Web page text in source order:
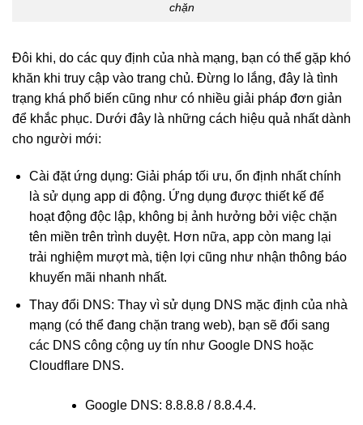
chặn
Đôi khi, do các quy định của nhà mạng, bạn có thể gặp khó
khăn khi truy cập vào trang chủ. Đừng lo lắng, đây là tình
trạng khá phổ biến cũng như có nhiều giải pháp đơn giản
để khắc phục. Dưới đây là những cách hiệu quả nhất dành
cho người mới:
Cài đặt ứng dụng: Giải pháp tối ưu, ổn định nhất chính
là sử dụng app di động. Ứng dụng được thiết kế để
hoạt động độc lập, không bị ảnh hưởng bởi việc chặn
tên miền trên trình duyệt. Hơn nữa, app còn mang lại
trải nghiệm mượt mà, tiện lợi cũng như nhận thông báo
khuyến mãi nhanh nhất.
Thay đổi DNS: Thay vì sử dụng DNS mặc định của nhà
mạng (có thể đang chặn trang web), bạn sẽ đổi sang
các DNS công cộng uy tín như Google DNS hoặc
Cloudflare DNS.
Google DNS: 8.8.8.8 / 8.8.4.4.